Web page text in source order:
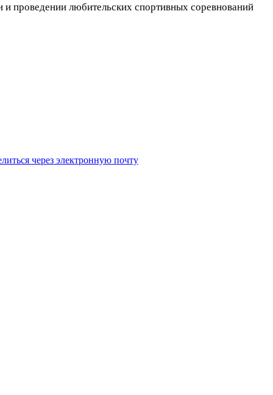
проведении любительских спортивных соревнований
через электронную почту